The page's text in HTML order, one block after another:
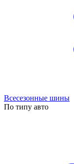
Всесезонные шины
По типу авто